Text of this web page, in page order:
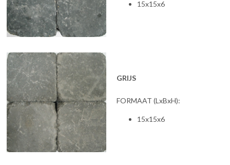
15x15x6
GRIJS
FORMAAT (LxBxH):
15x15x6